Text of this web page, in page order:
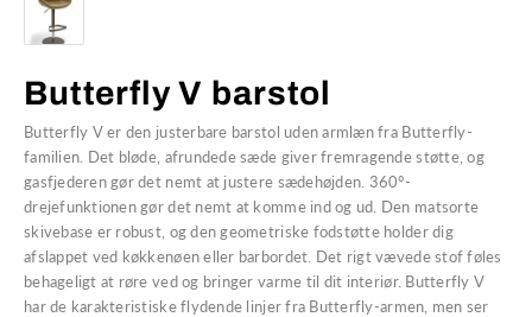
Butterfly V barstol
Butterfly V er den justerbare barstol uden armlæn fra Butterfly-
familien. Det bløde, afrundede sæde giver fremragende støtte, og
gasfjederen gør det nemt at justere sædehøjden. 360°-
drejefunktionen gør det nemt at komme ind og ud. Den matsorte
skivebase er robust, og den geometriske fodstøtte holder dig
afslappet ved køkkenøen eller barbordet. Det rigt vævede stof føles
behageligt at røre ved og bringer varme til dit interiør. Butterfly V
har de karakteristiske flydende linjer fra Butterfly-armen, men ser